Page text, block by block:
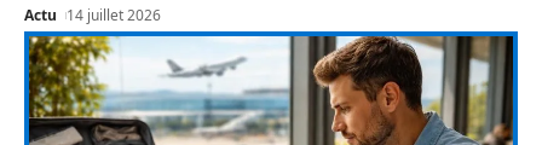
Actu 14 juillet 2026